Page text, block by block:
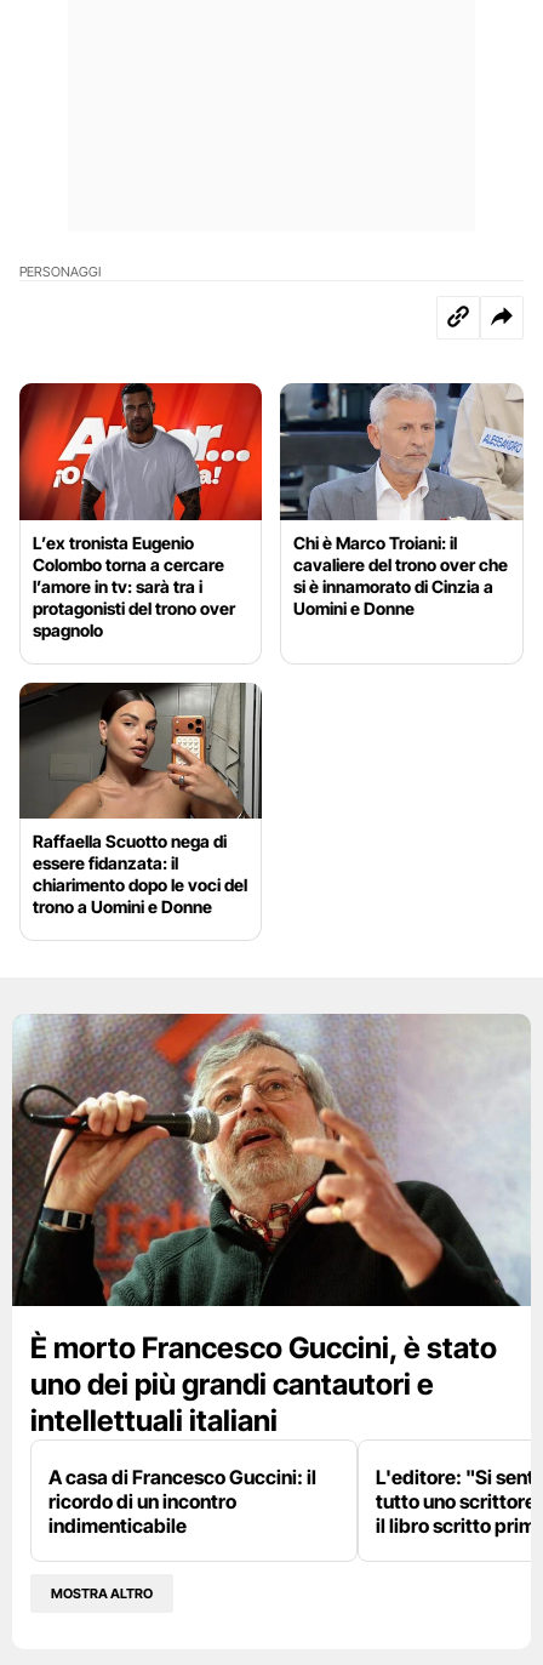
PERSONAGGI
L’ex tronista Eugenio
Colombo torna a cercare
l’amore in tv: sarà tra i
protagonisti del trono over
spagnolo
Chi è Marco Troiani: il
cavaliere del trono over che
si è innamorato di Cinzia a
Uomini e Donne
Raffaella Scuotto nega di
essere fidanzata: il
chiarimento dopo le voci del
trono a Uomini e Donne
È morto Francesco Guccini, è stato
uno dei più grandi cantautori e
intellettuali italiani
A casa di Francesco Guccini: il
ricordo di un incontro
indimenticabile
L'editore: "Si
tutto uno
il libro scritto
MOSTRA ALTRO